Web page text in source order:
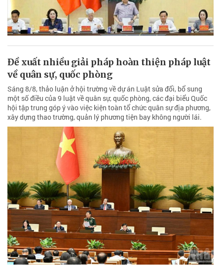
Đề xuất nhiều giải pháp hoàn thiện pháp luật
về quân sự, quốc phòng
Sáng 8/8, thảo luận ở hội trường về dự án Luật sửa đổi, bổ sung
một số điều của 9 luật về quân sự, quốc phòng, các đại biểu Quốc
hội tập trung góp ý vào việc kiện toàn tổ chức quân sự địa phương,
xây dựng thao trường, quản lý phương tiện bay không người lái.